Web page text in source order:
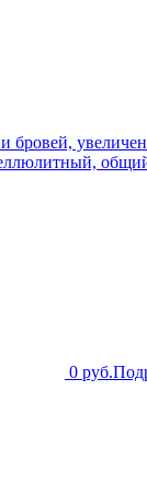
0 руб.